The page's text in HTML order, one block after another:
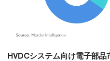
画像 © Mordor Intelligence。再利用に
HVDCシステム向け電子部